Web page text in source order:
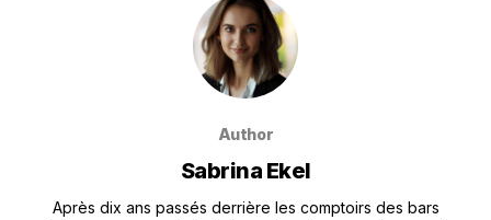
Author
Sabrina Ekel
Après dix ans passés derrière les comptoirs des bars